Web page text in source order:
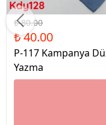
%50 İndirim
₺ 80.00
₺ 40.00
P-117 Kampanya
Yazma